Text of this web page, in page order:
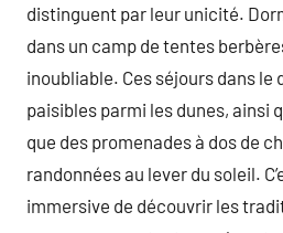
distinguent par leur unicité.
dans un camp de tentes
inoubliable. Ces séjours dans
paisibles parmi les dunes, ainsi
que des promenades à dos de
randonnées au lever du soleil.
immersive de découvrir les